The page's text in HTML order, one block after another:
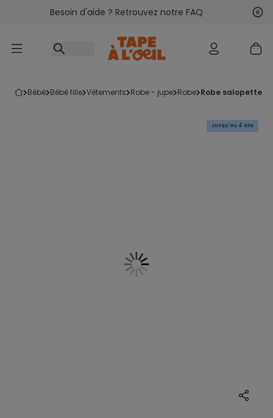
Accéder au contenu
Besoin d'aide ? Retrouvez notre FAQ
bébé bébé fille vêtements robe - jupe robe robe salopette
Jusqu'au 4 ans